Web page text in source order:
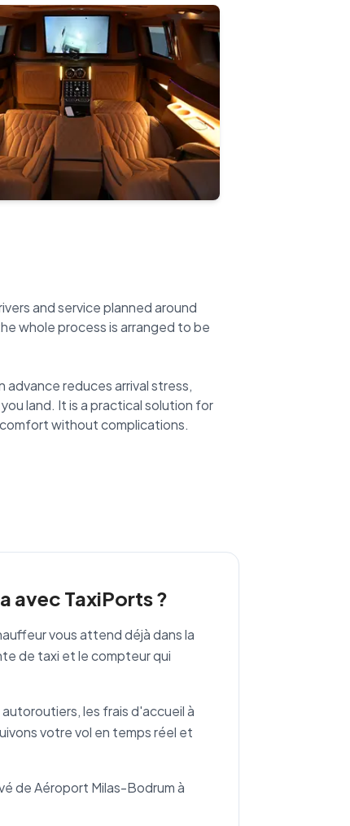
and service planned around
whole process is arranged to be
reduces arrival stress,
land. It is a practical solution for
avec TaxiPorts ?
vous attend déjà dans la
de taxi et le compteur qui
les frais d'accueil à
votre vol en temps réel et
de Aéroport Milas-Bodrum à